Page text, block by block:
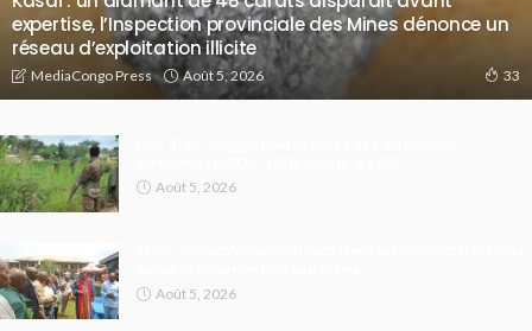
expertise, l’Inspection provinciale des Mines dénonce un
réseau d’exploitation illicite
MediaCongo Press Août 5, 2026 33
Août 5, 2026
Août 5, 2026